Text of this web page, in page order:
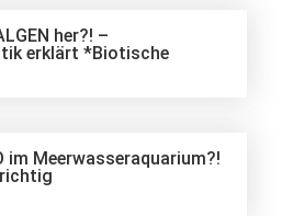
her?! –
erklärt *Biotische
im Meerwasseraquarium?!